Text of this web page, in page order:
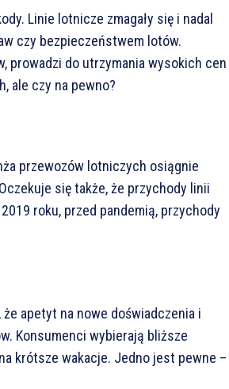
Linie lotnicze zmagały się i nadal
czy bezpieczeństwem lotów.
prowadzi do utrzymania wysokich cen
ale czy na pewno?
przewozów lotniczych osiągnie
się także, że przychody linii
roku, przed pandemią, przychody
apetyt na nowe doświadczenia i
Konsumenci wybierają bliższe
krótsze wakacje. Jedno jest pewne –